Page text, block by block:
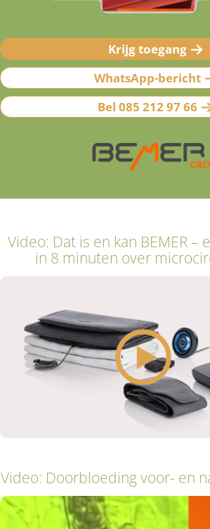
Krijg toegang
WhatsApp-bericht
Bel 085 212 97 66
Video: Dat is en kan BEMER –
in 8 minuten over
Video: Doorbloeding voor- en